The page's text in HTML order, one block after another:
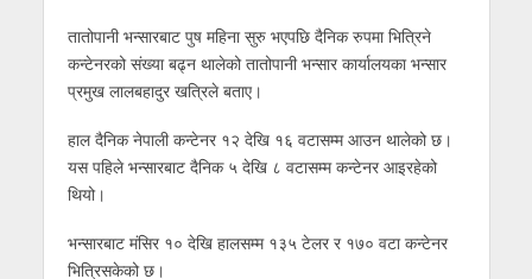
तातोपानी भन्सारबाट पुष महिना सुरु भएपछि दैनिक रुपमा भित्रिने
कन्टेनरको संख्या बढ्न थालेको तातोपानी भन्सार कार्यालयका भन्सार
प्रमुख लालबहादुर खत्रिले बताए।
हाल दैनिक नेपाली कन्टेनर १२ देखि १६ वटासम्म आउन थालेको छ।
यस पहिले भन्सारबाट दैनिक ५ देखि ८ वटासम्म कन्टेनर आइरहेको
थियो।
भन्सारबाट मंसिर १० देखि हालसम्म १३५ टेलर र १७० वटा कन्टेनर
भित्रिसकेको छ।